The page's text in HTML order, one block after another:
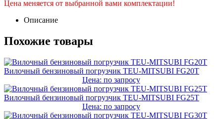
Цена меняется от выбранной вами комплектации!
Описание
Похожие товары
Вилочный бензиновый погрузчик TEU-MITSUBI FG20T
Цена: по запросу
Вилочный бензиновый погрузчик TEU-MITSUBI FG25T
Цена: по запросу